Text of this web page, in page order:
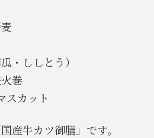
・ししとう）
巻
スカット
産牛カツ御膳」です。